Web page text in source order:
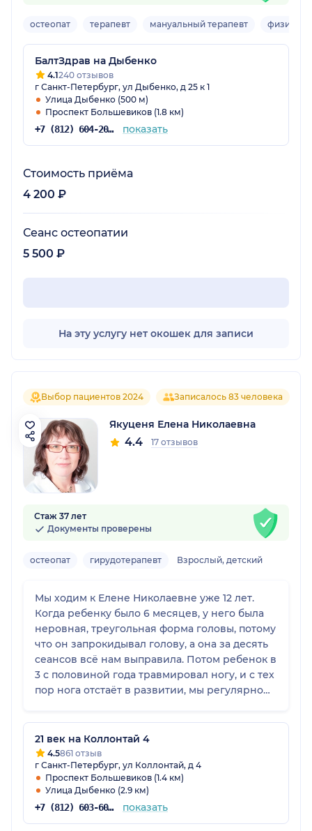
остеопат терапевт мануальный терапевт
БалтЗдрав на Дыбенко
4.1240 отзывов
г Санкт-Петербург, ул Дыбенко, д 25 к 1
Улица Дыбенко (500 м)
Проспект Большевиков (1.8 км)
+7 (812) 604-20-38 показать
Стоимость приёма
4 200 ₽
Сеанс остеопатии
5 500 ₽
На эту услугу нет окошек для записи
Выбор пациентов 2024 Записалось 83 человека
Якуценя Елена Николаевна
4.4 17 отзывов
Стаж 37 лет
Документы проверены
остеопат гирудотерапевт Взрослый, детский
Мы ходим к Елене Николаевне уже 12 лет.
Когда ребенку было 6 месяцев, у него была
неровная, треугольная форма головы, потому
что он запрокидывал голову, а она за десять
сеансов всё нам выправила. Потом ребенок в
3 с половиной года травмировал ногу, и с тех
пор нога отстаёт в развитии, мы регулярно
работает и с детьми, и со взрослыми, и для
нашей семьи сделала очень много. Я очень
ее люблю и надеюсь, что она никуда не уйдет.
21 век на Коллонтай 4
4.5861 отзыв
г Санкт-Петербург, ул Коллонтай, д 4
Проспект Большевиков (1.4 км)
Улица Дыбенко (2.9 км)
+7 (812) 603-60-42 показать